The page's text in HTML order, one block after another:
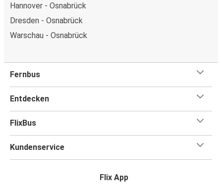
Hannover - Osnabrück
Dresden - Osnabrück
Warschau - Osnabrück
Fernbus
Entdecken
FlixBus
Kundenservice
Flix App